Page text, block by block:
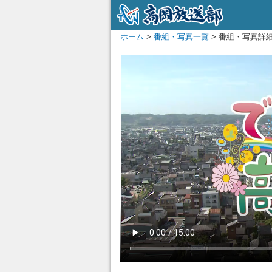
ホーム > 番組・写真一覧 > 番組・写真詳